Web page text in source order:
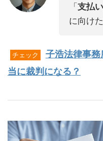
「支払
に向け
チェック
子浩法律事
当に裁判になる？